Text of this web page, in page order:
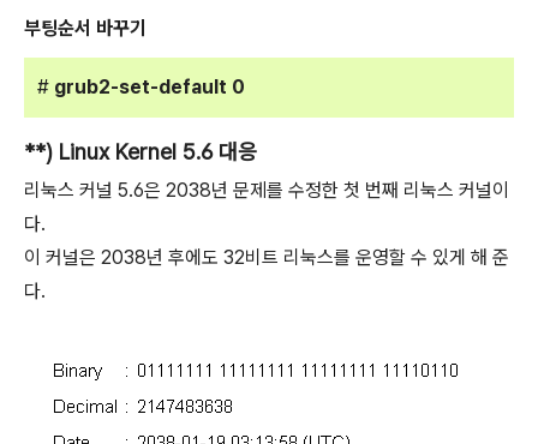
부팅순서 바꾸기
# grub2-set-default 0
**) Linux Kernel 5.6 대응
리눅스 커널 5.6은 2038년 문제를 수정한 첫 번째 리눅스 커널이
다.
이 커널은 2038년 후에도 32비트 리눅스를 운영할 수 있게 해 준
다.